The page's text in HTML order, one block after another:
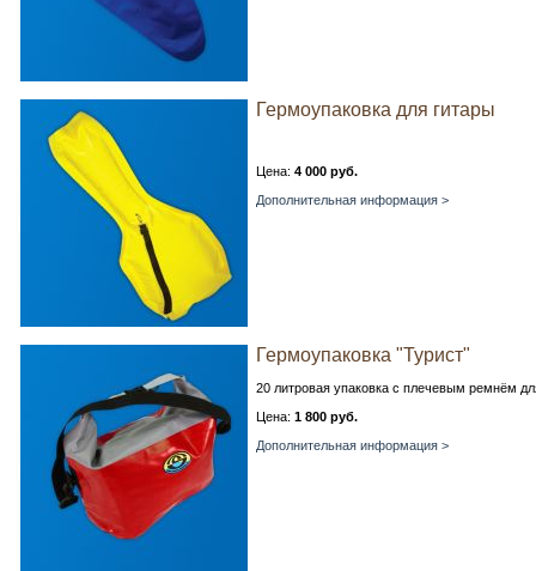
Гермоупаковка для гитары
Цена: 4 000 руб.
Дополнительная информация >
Гермоупаковка "Турист"
20 литровая упаковка с плечевым ремнём
Цена: 1 800 руб.
Дополнительная информация >